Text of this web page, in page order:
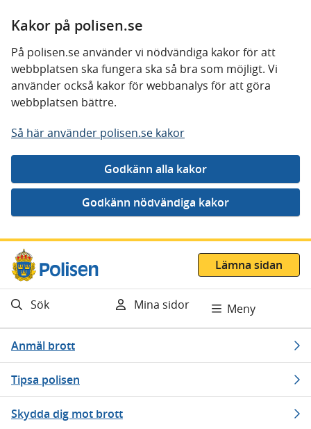
Kakor på polisen.se
På polisen.se använder vi nödvändiga kakor för att
webbplatsen ska fungera ska så bra som möjligt. Vi
använder också kakor för webbanalys för att göra
webbplatsen bättre.
Så här använder polisen.se kakor
Gå direkt till innehåll
Lämna sidan
Sök Mina sidor Meny
Anmäl brott
Tipsa polisen
Skydda dig mot brott